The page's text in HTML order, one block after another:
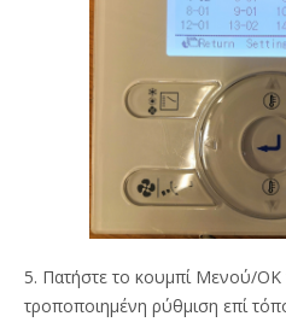
5. Πατήστε το κουμπί Μενού/ΟΚ
τροποποιημένη ρύθμιση επί